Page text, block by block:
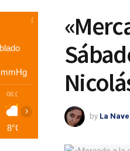
by La
mmHg
06:00
8°C
08:00
8°C
›